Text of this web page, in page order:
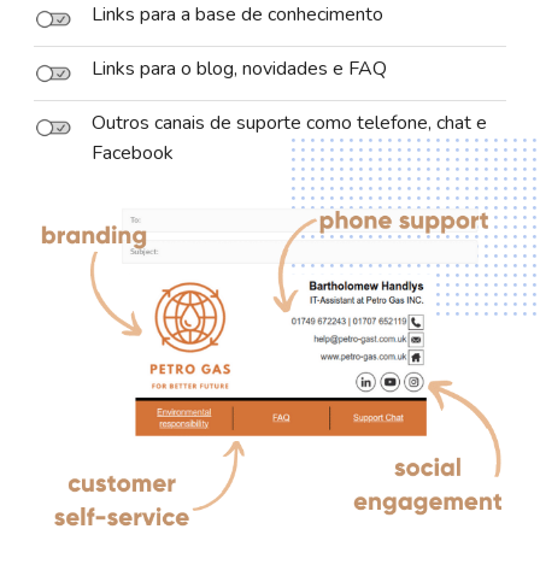
Links para a base de conhecimento
Links para o blog, novidades e FAQ
Outros canais de suporte como telefone, chat e
Facebook